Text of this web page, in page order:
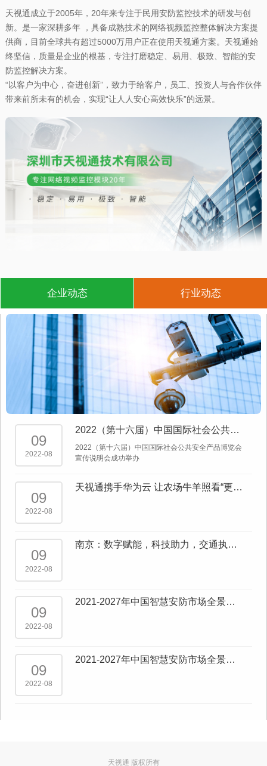
天视通成立于2005年，20年来专注于民用安防监控技术的研发与创
新。是一家深耕多年 ，具备成熟技术的网络视频监控整体解决方案提
供商，目前全球共有超过5000万用户正在使用天视通方案。天视通始
终坚信，质量是企业的根基，专注打磨稳定、易用、极致、智能的安
防监控解决方案。
“以客户为中心，奋进创新”，致力于给客户，员工、投资人与合作伙伴
带来前所未有的机会，实现“让人人安心高效快乐”的远景。
企业动态 行业动态
09
2022-08
2022（第十六届）中国国际社会公共安
全产品博览会宣传说明会成功举办
2022（第十六届）中国国际社会公共安全产品博览会
宣传说明会成功举办
09
2022-08
天视通携手华为云 让农场牛羊照看“更有
09
2022-08
南京：数字赋能，科技助力，交通执
09
2022-08
2021-2027年中国智慧安防市场全景调
09
2022-08
2021-2027年中国智慧安防市场全景调
天视通 版权所有